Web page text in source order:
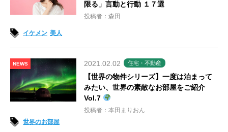
限る」言動と行動 １７選
投稿者：森田
イケメン 美人
NEWS 2021.02.02 住宅・不動産
【世界の物件シリーズ】一度は泊まって
みたい、世界の素敵なお部屋をご紹介
Vol.7
投稿者：本田まりおん
世界のお部屋